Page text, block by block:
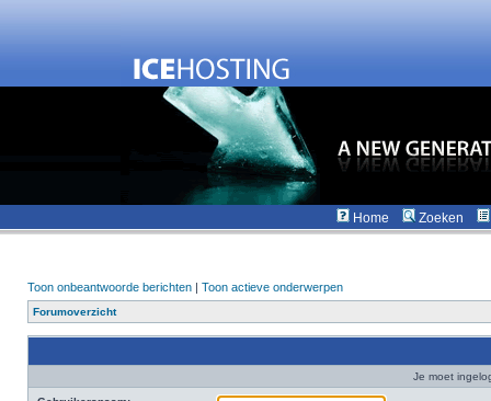
Home Zoeken
Toon onbeantwoorde berichten | Toon actieve onderwerpen
Forumoverzicht
Je moet